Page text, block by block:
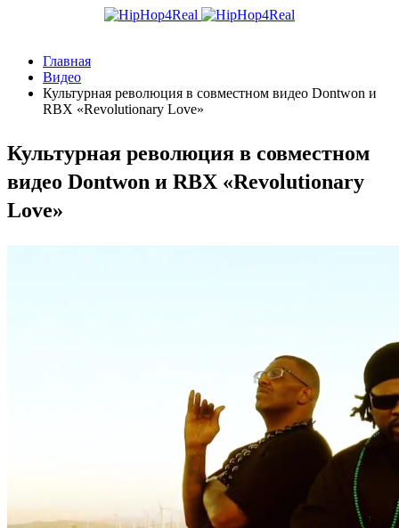
Главная
Видео
Культурная революция в совместном видео Dontwon и
RBX «Revolutionary Love»
Культурная революция в совместном
видео Dontwon и RBX «Revolutionary
Love»